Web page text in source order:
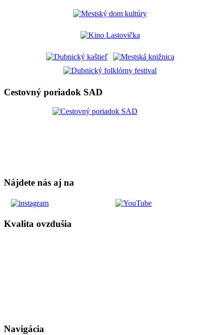
Cestovný poriadok SAD
Nájdete nás aj na
Kvalita ovzdušia
Navigácia